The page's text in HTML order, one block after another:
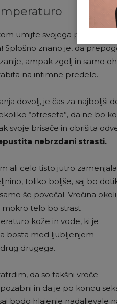
umijte svojega partnerja
Splošno znano je, da
ampak zgolj in samo
na intimne predele.
dovolj, je čas za najboljši
“otreseta”, da ne bo
svoje brisače in obrišita
nebrzdani strasti.
ali celo tisto jutro zamenjala
toliko boljše, saj bo
še povečal. Vročina okoli
mokro telo bo strast
kože in vode, ki je
bosta med ljubljenjem
drugega.
da so takšni vroče-
in da je po koncu
bodo hlajenje nadaljevale